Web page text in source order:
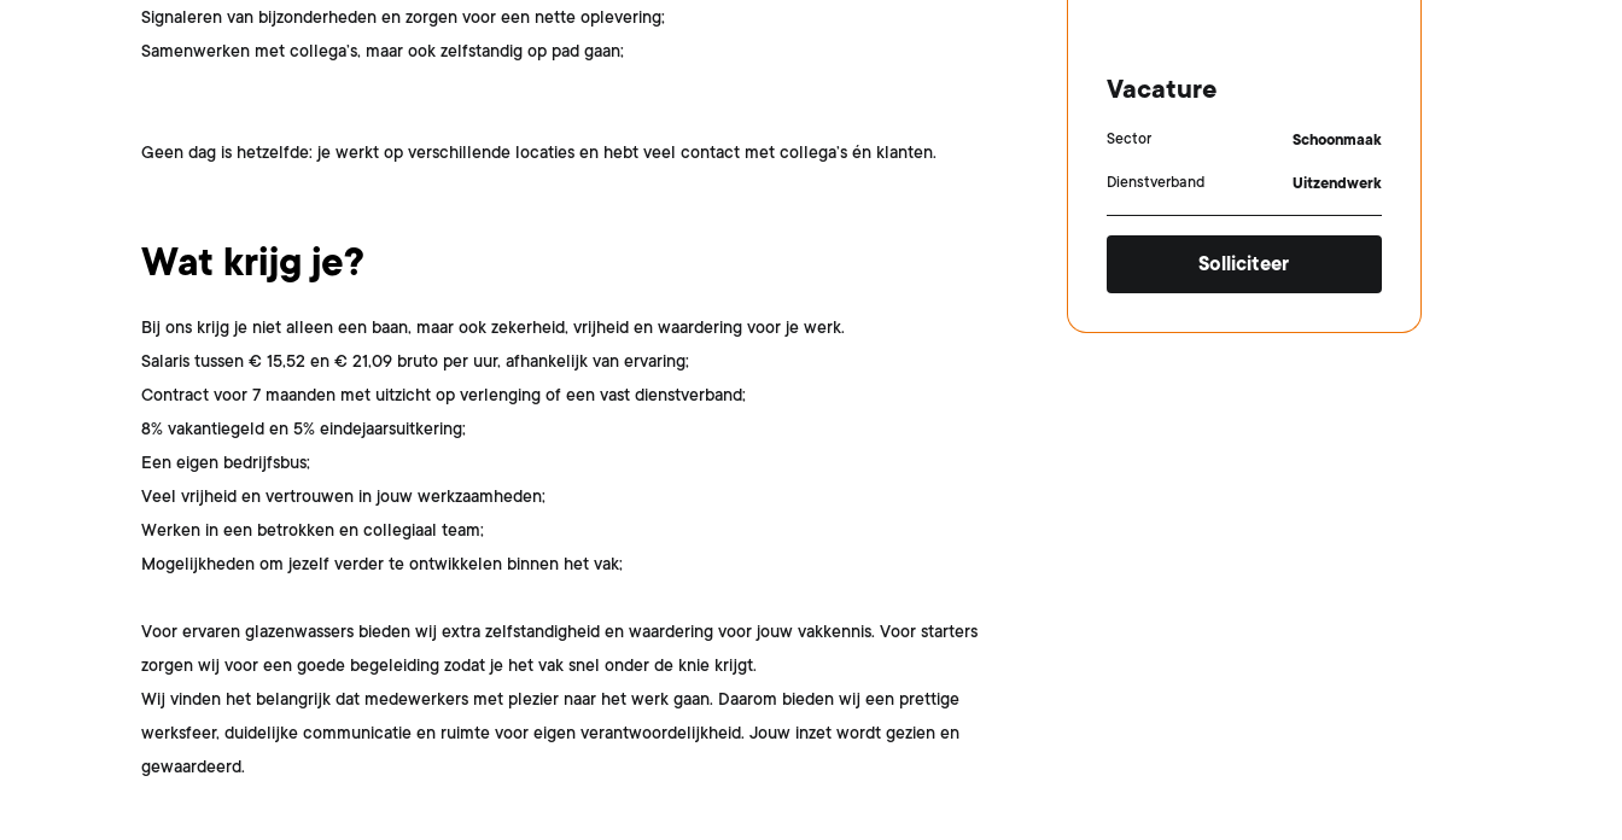
Signaleren van bijzonderheden en zorgen voor een nette oplevering;
Samenwerken met collega’s, maar ook zelfstandig op pad gaan;
Geen dag is hetzelfde: je werkt op verschillende locaties en hebt veel contact met collega’s én klanten.
Wat krijg je?
Bij ons krijg je niet alleen een baan, maar ook zekerheid, vrijheid en waardering voor je werk.
Salaris tussen € 15,52 en € 21,09 bruto per uur, afhankelijk van ervaring;
Contract voor 7 maanden met uitzicht op verlenging of een vast dienstverband;
8% vakantiegeld en 5% eindejaarsuitkering;
Een eigen bedrijfsbus;
Veel vrijheid en vertrouwen in jouw werkzaamheden;
Werken in een betrokken en collegiaal team;
Mogelijkheden om jezelf verder te ontwikkelen binnen het vak;
Voor ervaren glazenwassers bieden wij extra zelfstandigheid en waardering voor jouw vakkennis. Voor starters
zorgen wij voor een goede begeleiding zodat je het vak snel onder de knie krijgt.
Wij vinden het belangrijk dat medewerkers met plezier naar het werk gaan. Daarom bieden wij een prettige
werksfeer, duidelijke communicatie en ruimte voor eigen verantwoordelijkheid. Jouw inzet wordt gezien en
gewaardeerd.
Vacature
Sector Schoonmaak
Dienstverband Uitzendwerk
Solliciteer